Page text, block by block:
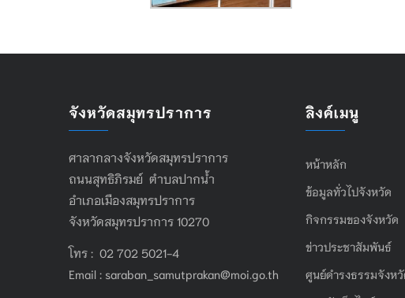
จังหวัดสมุทรปราการ
ศาลากลางจังหวัดสมุทรปราการ
ถนนสุทธิภิรมย์ ตำบลปากน้ำ
อำเภอเมืองสมุทรปราการ
จังหวัดสมุทรปราการ 10270
โทร : 02 702 5021-4
Email : saraban_samutprakan@moi.go.th
ลิงค์เมนู
หน้าหลัก
ข้อมูลทั่วไปจังหวัด
กิจกรรมของจังหวัด
ข่าวประชาสัมพันธ์
ศูนย์ดำรงธรรมจังห